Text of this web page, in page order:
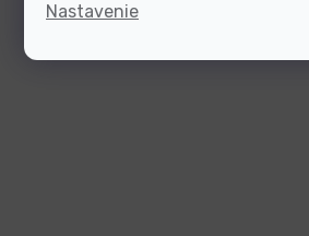
Nastavenie